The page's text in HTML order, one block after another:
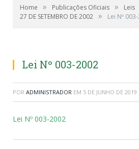
Home » Publicações Oficiais » Leis
27 DE SETEMBRO DE 2002 » Lei Nº
Lei Nº 003-2002
POR ADMINISTRADOR EM 5 DE JUNHO DE 2019
Lei Nº 003-2002